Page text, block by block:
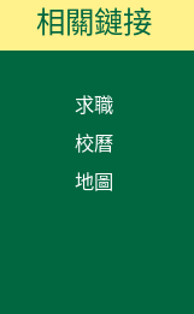
相關鏈接
求職
校曆
地圖